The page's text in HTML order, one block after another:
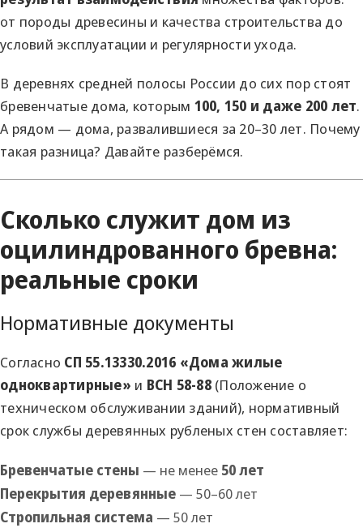
от породы древесины и качества строительства до
условий эксплуатации и регулярности ухода.
В деревнях средней полосы России до сих пор стоят
бревенчатые дома, которым 100, 150 и даже 200 лет.
А рядом — дома, развалившиеся за 20–30 лет. Почему
такая разница? Давайте разберёмся.
Сколько служит дом из
оцилиндрованного бревна:
реальные сроки
Нормативные документы
Согласно СП 55.13330.2016 «Дома жилые
одноквартирные» и ВСН 58-88(Положение о
техническом обслуживании зданий), нормативный
срок службы деревянных рубленых стен составляет:
Бревенчатые стены — не менее 50 лет
Перекрытия деревянные — 50–60 лет
Стропильная система — 50 лет